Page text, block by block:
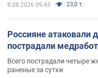
8.08.2026 09:43 23,0 т.
Россияне атаковали
пострадали
Всего пострадали четыре
раненые за сутки